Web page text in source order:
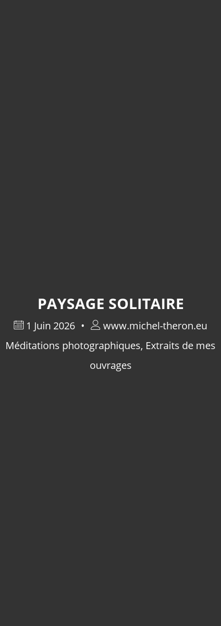
PAYSAGE SOLITAIRE
1 Juin 2026
www.michel-theron.eu
Méditations photographiques, Extraits de mes
ouvrages